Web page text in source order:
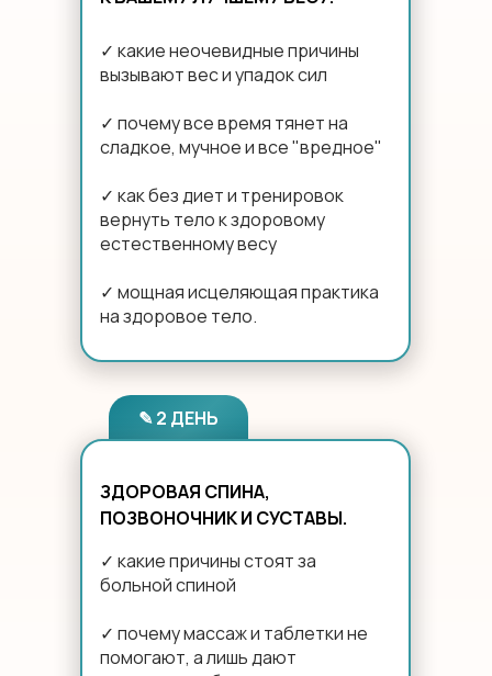
✓ какие неочевидные причины
вызывают вес и упадок сил
✓ почему все время тянет на
сладкое, мучное и все "вредное"
✓ как без диет и тренировок
вернуть тело к здоровому
естественному весу
✓ мощная исцеляющая практика
на здоровое тело.
✎ 2 ДЕНЬ
ЗДОРОВАЯ СПИНА,
ПОЗВОНОЧНИК И СУСТАВЫ.
✓ какие причины стоят за
больной спиной
✓ почему массаж и таблетки не
помогают, а лишь дают